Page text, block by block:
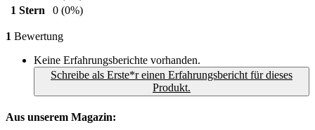
1 Stern
0 (0%)
1 Bewertung
Keine Erfahrungsberichte vorhanden.
Schreibe als Erste*r einen Erfahrungsbericht für dieses
Produkt.
Aus unserem Magazin: